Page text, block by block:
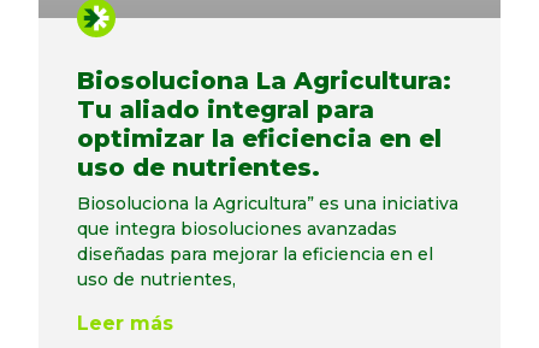
Biosoluciona La Agricultura:
Tu aliado integral para
optimizar la eficiencia en el
uso de nutrientes.
Biosoluciona la Agricultura” es una iniciativa
que integra biosoluciones avanzadas
diseñadas para mejorar la eficiencia en el
uso de nutrientes,
Leer más